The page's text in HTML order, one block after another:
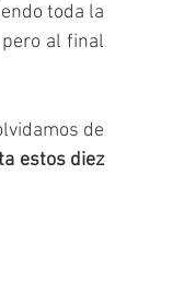
toda la
al final
de
estos diez